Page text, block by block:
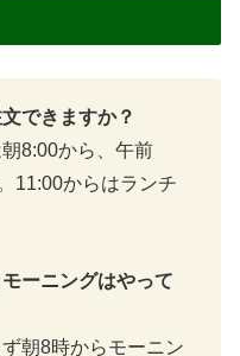
できますか？
8:00から、午前
11:00からはランチ
ーニングはやって
朝8時からモーニン